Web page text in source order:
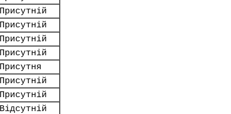
Присутній
Присутній
Присутній
Присутній
Присутня
Присутній
Присутній
Відсутній